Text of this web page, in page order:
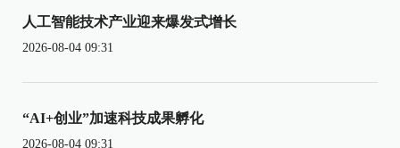
人工智能技术产业迎来爆发式增长
2026-08-04 09:31
“AI+创业”加速科技成果孵化
2026-08-04 09:31